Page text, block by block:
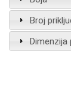
Broj
Dimenzija